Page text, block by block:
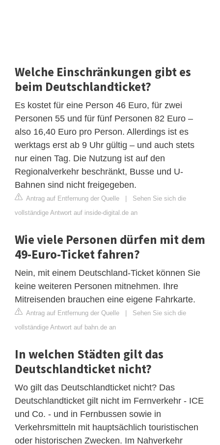
Welche Einschränkungen gibt es
beim Deutschlandticket?
Es kostet für eine Person 46 Euro, für zwei
Personen 55 und für fünf Personen 82 Euro –
also 16,40 Euro pro Person. Allerdings ist es
werktags erst ab 9 Uhr gültig – und auch stets
nur einen Tag. Die Nutzung ist auf den
Regionalverkehr beschränkt, Busse und U-
Bahnen sind nicht freigegeben.
Antrag auf Entfernung der Quelle | Sehen Sie sich die
vollständige Antwort auf inside-digital.de an
Wie viele Personen dürfen mit dem
49-Euro-Ticket fahren?
Nein, mit einem Deutschland-Ticket können Sie
keine weiteren Personen mitnehmen. Ihre
Mitreisenden brauchen eine eigene Fahrkarte.
Antrag auf Entfernung der Quelle | Sehen Sie sich die
vollständige Antwort auf bahn.de an
In welchen Städten gilt das
Deutschlandticket nicht?
Wo gilt das Deutschlandticket nicht? Das
Deutschlandticket gilt nicht im Fernverkehr - ICE
und Co. - und in Fernbussen sowie in
Verkehrsmitteln mit hauptsächlich touristischen
oder historischen Zwecken. Im Nahverkehr